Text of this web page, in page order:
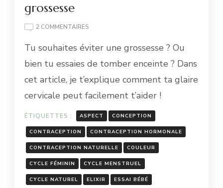
grossesse
2 COMMENTAIRES
LA
CERVICALE
PEUT
À
ÉVITER
DE
TOMBER
ENCEINTE
OU
À
FAVORISER
UNE
Tu souhaites éviter une grossesse ? Ou
bien tu essaies de tomber enceinte ? Dans
cet article, je t’explique comment ta glaire
cervicale peut facilement t’aider !
ÉTIQUETTES : ASPECT CONCEPTION
CONTRACEPTION CONTRACEPTION HORMONALE
CONTRACEPTION NATURELLE COULEUR
CYCLE FÉMININ CYCLE MENSTRUEL
CYCLE NATUREL ELIXIR ESSAI BÉBÉ